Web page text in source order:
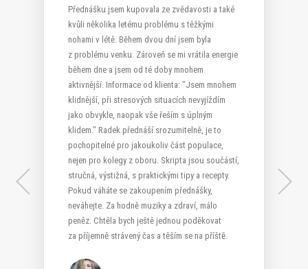
Přednášku jsem kupovala ze zvědavosti a také
kvůli několika letému problému s těžkými
nohami v létě. Během dvou dní jsem byla
z problému venku. Zároveň se mi vrátila energie
během dne a jsem od té doby mnohem
aktivnější. Informace od klienta: "Jsem mnohem
klidnější, při stresových situacích nevyjíždím
jako obvykle, naopak vše řeším s úplným
klidem." Radek přednáší srozumitelně, je to
pochopitelné pro jakoukoliv část populace,
nejen pro kolegy z oboru. Skripta jsou součástí,
stručná, výstižná, s praktickými tipy a recepty.
Pokud váháte se zakoupením přednášky,
neváhejte. Za hodně muziky a zdraví, málo
peněz. Chtěla bych ještě jednou poděkovat
za příjemně strávený čas a těším se na příště.
Kateřina S.
Kateřina H.
Iva Brzobohatá